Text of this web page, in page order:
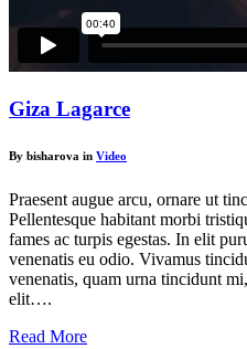
Giza Lagarce
By bisharova in Video
Praesent augue arcu, ornare ut
Pellentesque habitant morbi
fames ac turpis egestas. In elit
venenatis eu odio. Vivamus
venenatis, quam urna tincidunt
elit….
Read More